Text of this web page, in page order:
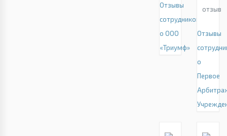
Отзывы
сотрудников
о ООО
«Триумф»
отзыв
Отзывы
о
Первое